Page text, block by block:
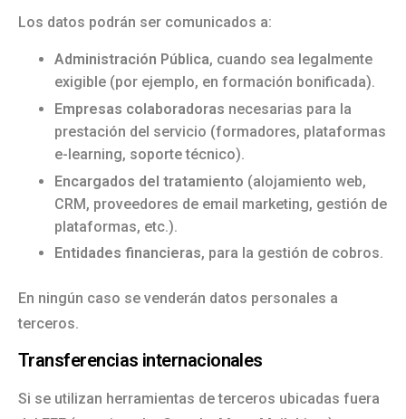
Los datos podrán ser comunicados a:
Administración Pública, cuando sea legalmente
exigible (por ejemplo, en formación bonificada).
Empresas colaboradoras necesarias para la
prestación del servicio (formadores, plataformas
e-learning, soporte técnico).
Encargados del tratamiento (alojamiento web,
CRM, proveedores de email marketing, gestión de
plataformas, etc.).
Entidades financieras, para la gestión de cobros.
En ningún caso se venderán datos personales a
terceros.
Transferencias internacionales
Si se utilizan herramientas de terceros ubicadas fuera